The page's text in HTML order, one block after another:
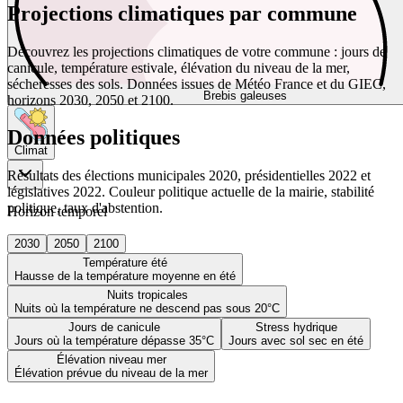
Brebis galeuses
Climat
Horizon temporel
2030 2050
2100
Température été
Hausse de la température moyenne en été
Nuits tropicales
Nuits où la température ne descend pas sous 20°C
Jours de canicule
Jours où la température dépasse 35°C
Stress hydrique
Jours avec sol sec en été
Élévation niveau mer
Élévation prévue du niveau de la mer
Projections climatiques par commune
Découvrez les projections climatiques de votre commune : jours de
canicule, température estivale, élévation du niveau de la mer,
sécheresses des sols. Données issues de Météo France et du GIEC,
horizons 2030, 2050 et 2100.
Données politiques
Résultats des élections municipales 2020, présidentielles 2022 et
législatives 2022. Couleur politique actuelle de la mairie, stabilité
politique, taux d'abstention.